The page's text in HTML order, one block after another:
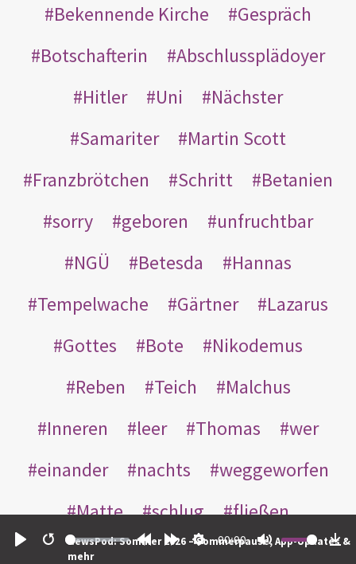
Restart
00:00
NewsPod: Sommer 2026 – Sommerpause, App-Updates &
mehr
Bekennende Kirche
Gespräch
Botschafterin
Abschlussplädoyer
Hitler
Uni
Nächster
Samariter
Martin Scott
Franzbrötchen
Schritt
Betanien
sorry
geboren
unfruchtbar
NGÜ
Betesda
Hannas
Tempelwache
Gärtner
Lazarus
Gottes
Bote
Nikodemus
Reben
Teich
Malchus
Inneren
leer Thomas
wer
einander
nachts
weggeworfen
Matte
schlug
fließen
Rabbuni
Martha Opferlamm